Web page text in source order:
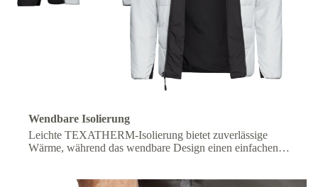
Wendbare Isolierung
Leichte TEXATHERM-Isolierung bietet zuverlässige
Wärme, während das wendbare Design einen einfachen